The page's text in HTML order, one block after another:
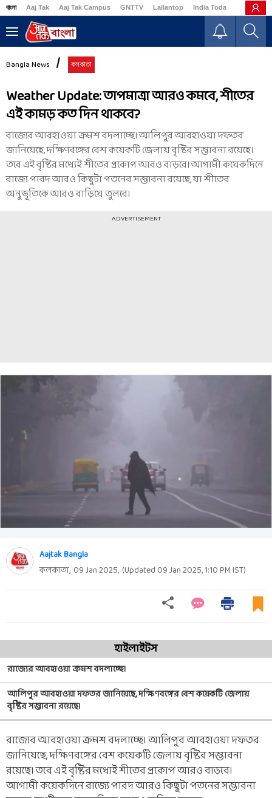
বাংলা Aaj Tak Aaj Tak Campus GNTTV Lallantop India Today Business
Bangla News কলকাতা
Weather Update: তাপমাত্রা আরও কমবে, শীতের
এই কামড় কত দিন থাকবে?
রাজ্যের আবহাওয়া ক্রমশ বদলাচ্ছে। আলিপুর আবহাওয়া দফতর
জানিয়েছে, দক্ষিণবঙ্গের বেশ কয়েকটি জেলায় বৃষ্টির সম্ভাবনা রয়েছে।
তবে এই বৃষ্টির মধ্যেই শীতের প্রকোপ আরও বাড়বে। আগামী কয়েকদিনে
রাজ্যে পারদ আরও কিছুটা পতনের সম্ভাবনা রয়েছে, যা শীতের
অনুভূতিকে আরও বাড়িয়ে তুলবে।
ADVERTISEMENT
Aajtak Bangla
কলকাতা, 09 Jan 2025, (Updated 09 Jan 2025, 1:10 PMIST)
হাইলাইটস
রাজ্যের আবহাওয়া ক্রমশ বদলাচ্ছে।
আলিপুর আবহাওয়া দফতর জানিয়েছে, দক্ষিণবঙ্গের বেশ কয়েকটি জেলায়
বৃষ্টির সম্ভাবনা রয়েছে।
রাজ্যের আবহাওয়া ক্রমশ বদলাচ্ছে। আলিপুর আবহাওয়া দফতর
জানিয়েছে, দক্ষিণবঙ্গের বেশ কয়েকটি জেলায় বৃষ্টির সম্ভাবনা
রয়েছে। তবে এই বৃষ্টির মধ্যেই শীতের প্রকোপ আরও বাড়বে।
আগামী কয়েকদিনে রাজ্যে পারদ আরও কিছুটা পতনের সম্ভাবনা